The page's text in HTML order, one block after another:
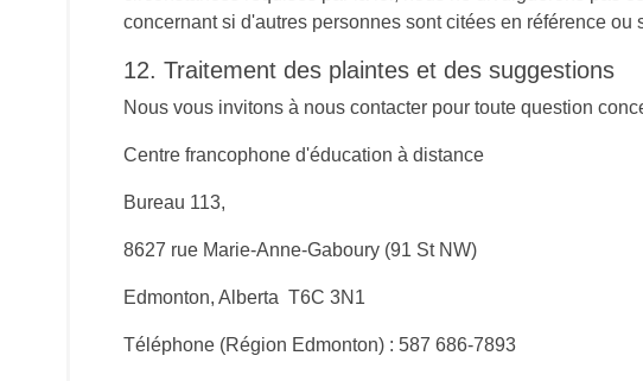
concernant si d'autres personnes sont citées en référence
12. Traitement des plaintes et des suggestions
Nous vous invitons à nous contacter pour toute question
Centre francophone d'éducation à distance
Bureau 113,
8627 rue Marie-Anne-Gaboury (91 St NW)
Edmonton, Alberta T6C 3N1
Téléphone (Région Edmonton) : 587 686-7893